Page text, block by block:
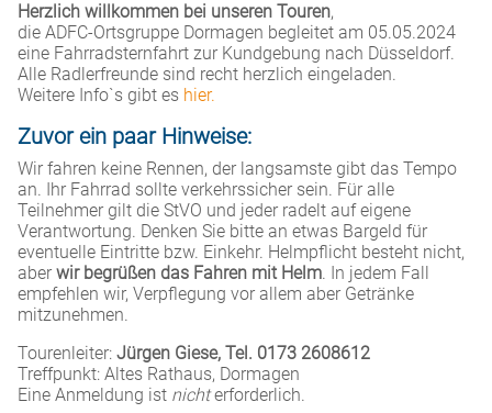
Herzlich willkommen bei unseren Touren,
die ADFC-Ortsgruppe Dormagen begleitet am 05.05.2024
eine Fahrradsternfahrt zur Kundgebung nach Düsseldorf.
Alle Radlerfreunde sind recht herzlich eingeladen.
Weitere Info`s gibt es hier.
Zuvor ein paar Hinweise:
Wir fahren keine Rennen, der langsamste gibt das Tempo
an. Ihr Fahrrad sollte verkehrssicher sein. Für alle
Teilnehmer gilt die StVO und jeder radelt auf eigene
Verantwortung. Denken Sie bitte an etwas Bargeld für
eventuelle Eintritte bzw. Einkehr. Helmpflicht besteht nicht,
aber wir begrüßen das Fahren mit Helm. In jedem Fall
empfehlen wir, Verpflegung vor allem aber Getränke
mitzunehmen.
Tourenleiter: Jürgen Giese, Tel. 0173 2608612
Treffpunkt: Altes Rathaus, Dormagen
Eine Anmeldung ist nicht erforderlich.